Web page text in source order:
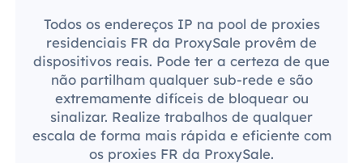
Todos os endereços IP na pool de proxies
residenciais FR da ProxySale provêm de
dispositivos reais. Pode ter a certeza de que
não partilham qualquer sub-rede e são
extremamente difíceis de bloquear ou
sinalizar. Realize trabalhos de qualquer
escala de forma mais rápida e eficiente com
os proxies FR da ProxySale.